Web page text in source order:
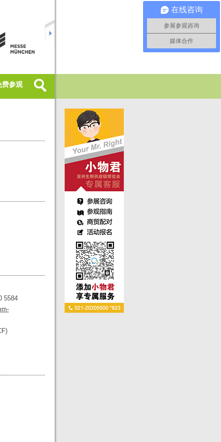
费参观
5584
在线咨询
参展参观咨询
媒体合作